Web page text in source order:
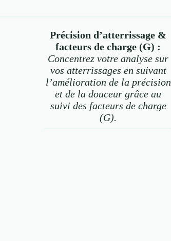
Précision d’atterrissage &
facteurs de charge (G) :
Concentrez votre analyse sur
vos atterrissages en suivant
l’amélioration de la précision
et de la douceur grâce au
suivi des facteurs de charge
(G).